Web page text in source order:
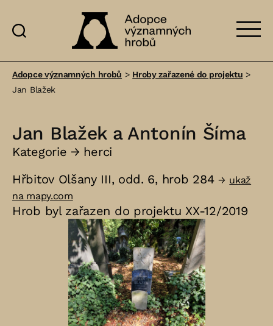
významných
Adopce významných hrobů > Hroby zařazené do projektu >
Jan Blažek
Jan Blažek a Antonín Šíma
Kategorie → herci
Hřbitov Olšany III, odd. 6, hrob 284 → ukaž
na mapy.com
Hrob byl zařazen do projektu XX-12/2019